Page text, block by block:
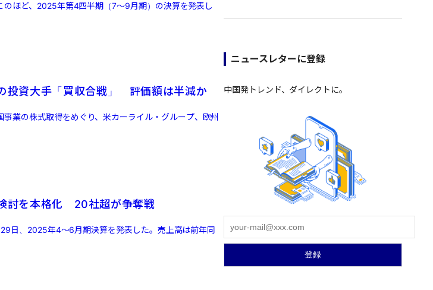
ほど、2025年第4四半期（7～9月期）の決算を発表し
投資大手「買収合戦」 評価額は半減か
業の株式取得をめぐり、米カーライル・グループ、欧州
討を本格化 20社超が争奪戦
日、2025年4〜6月期決算を発表した。売上高は前年同
ニュースレターに登録
中国発トレンド、ダイレクトに。